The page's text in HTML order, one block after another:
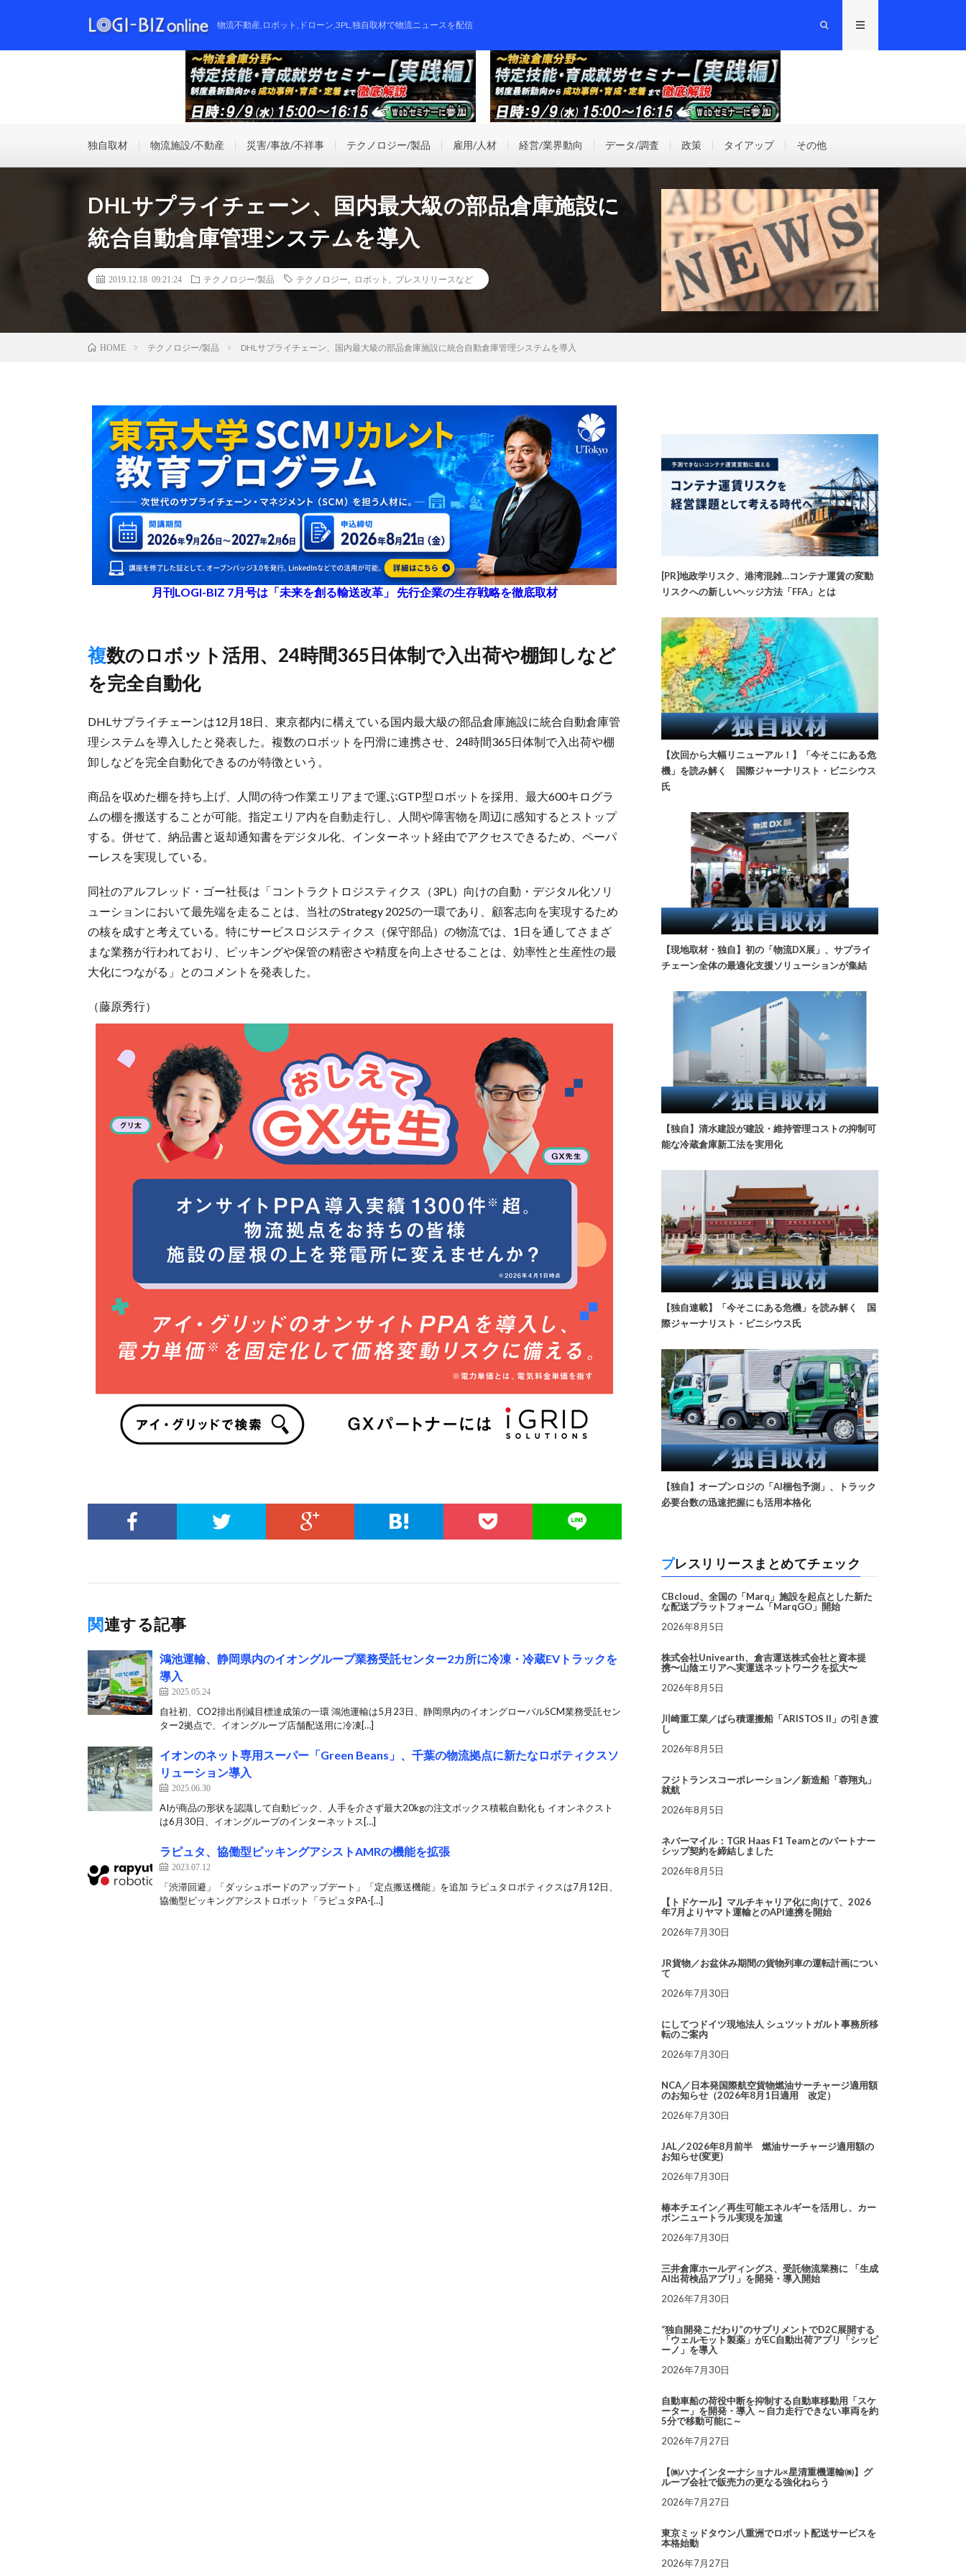
物流不動産,ロボット,ドローン,3PL,独自取材で物流ニュースを配信
独自取材 物流施設/不動産 災害/事故/不祥事 テクノロジー/製品 雇用/人材 経営/業界動向 データ/調査 政策 タイアップ その他
DHLサプライチェーン、国内最大級の部品倉庫施設に
統合自動倉庫管理システムを導入
2019.12.18 09:21:24 テクノロジー/製品 テクノロジー ロボット プレスリリースなど
HOME テクノロジー/製品 DHLサプライチェーン、国内最大級の部品倉庫施設に統合自動倉庫管理システムを導入
月刊LOGI-BIZ 7月号は「未来を創る輸送改革」 先行企業の生存戦略を徹底取材
複数のロボット活用、24時間365日体制で入出荷や棚卸しなど
を完全自動化
DHLサプライチェーンは12月18日、東京都内に構えている国内最大級の部品倉庫施設に統合自動倉庫管
理システムを導入したと発表した。複数のロボットを円滑に連携させ、24時間365日体制で入出荷や棚
卸しなどを完全自動化できるのが特徴という。
商品を収めた棚を持ち上げ、人間の待つ作業エリアまで運ぶGTP型ロボットを採用、最大600キログラ
ムの棚を搬送することが可能。指定エリア内を自動走行し、人間や障害物を周辺に感知するとストップ
する。併せて、納品書と返却通知書をデジタル化、インターネット経由でアクセスできるため、ペーパ
ーレスを実現している。
同社のアルフレッド・ゴー社長は「コントラクトロジスティクス（3PL）向けの自動・デジタル化ソリ
ューションにおいて最先端を走ることは、当社のStrategy 2025の一環であり、顧客志向を実現するため
の核を成すと考えている。特にサービスロジスティクス（保守部品）の物流では、1日を通してさまざ
まな業務が行われており、ピッキングや保管の精密さや精度を向上させることは、効率性と生産性の最
大化につながる」とのコメントを発表した。
（藤原秀行）
関連する記事
鴻池運輸、静岡県内のイオングループ業務受託センター2カ所に冷凍・冷蔵EVトラックを
導入
2025.05.24
自社初、CO2排出削減目標達成策の一環 鴻池運輸は5月23日、静岡県内のイオングローバルSCM業務受託セン
ター2拠点で、イオングループ店舗配送用に冷凍[…]
イオンのネット専用スーパー「Green Beans」、千葉の物流拠点に新たなロボティクスソ
リューション導入
2025.06.30
AIが商品の形状を認識して自動ピック、人手を介さず最大20kgの注文ボックス積載自動化も イオンネクスト
は6月30日、イオングループのインターネットス[…]
ラピュタ、協働型ピッキングアシストAMRの機能を拡張
2023.07.12
「渋滞回避」「ダッシュボードのアップデート」「定点搬送機能」を追加 ラピュタロボティクスは7月12日、
協働型ピッキングアシストロボット「ラピュタPA-[…]
[PR]地政学リスク、港湾混雑…コンテナ運賃の変動
リスクへの新しいヘッジ方法「FFA」とは
【次回から大幅リニューアル！】「今そこにある危
機」を読み解く 国際ジャーナリスト・ビニシウス
氏
【現地取材・独自】初の「物流DX展」、サプライ
チェーン全体の最適化支援ソリューションが集結
【独自】清水建設が建設・維持管理コストの抑制可
能な冷蔵倉庫新工法を実用化
【独自連載】「今そこにある危機」を読み解く 国
際ジャーナリスト・ビニシウス氏
【独自】オープンロジの「AI梱包予測」、トラック
必要台数の迅速把握にも活用本格化
プレスリリースまとめてチェック
CBcloud、全国の「Marq」施設を起点とした新た
な配送プラットフォーム「MarqGO」開始
2026年8月5日
株式会社Univearth、倉吉運送株式会社と資本提
携〜山陰エリアへ実運送ネットワークを拡大〜
2026年8月5日
川崎重工業／ばら積運搬船「ARISTOS II」の引き渡
し
2026年8月5日
フジトランスコーポレーション／新造船「蓉翔丸」
就航
2026年8月5日
ネバーマイル：TGR Haas F1 Teamとのパートナー
シップ契約を締結しました
2026年8月5日
【トドケール】マルチキャリア化に向けて、2026
年7月よりヤマト運輸とのAPI連携を開始
2026年7月30日
JR貨物／お盆休み期間の貨物列車の運転計画につい
て
2026年7月30日
にしてつドイツ現地法人 シュツットガルト事務所移
転のご案内
2026年7月30日
NCA／日本発国際航空貨物燃油サーチャージ適用額
のお知らせ（2026年8月1日適用 改定）
2026年7月30日
JAL／2026年8月前半 燃油サーチャージ適用額の
お知らせ(変更)
2026年7月30日
椿本チエイン／再生可能エネルギーを活用し、カー
ボンニュートラル実現を加速
2026年7月30日
三井倉庫ホールディングス、受託物流業務に 「生成
AI出荷検品アプリ」を開発・導入開始
2026年7月30日
“独自開発こだわり”のサプリメントでD2C展開する
「ウェルモット製薬」がEC自動出荷アプリ「シッピ
ーノ」を導入
2026年7月30日
自動車船の荷役中断を抑制する自動車移動用「スケ
ーター」を開発・導入 ～自力走行できない車両を約
5分で移動可能に～
2026年7月27日
【㈱ハナインターナショナル×星清重機運輸㈱】グ
ループ会社で販売力の更なる強化ねらう
2026年7月27日
東京ミッドタウン八重洲でロボット配送サービスを
本格始動
2026年7月27日